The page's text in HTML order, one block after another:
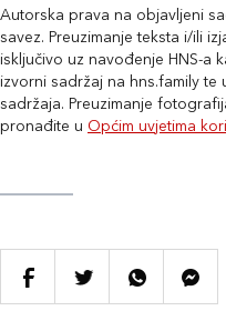
Autorska prava na objavljeni
savez. Preuzimanje teksta i/ili
isključivo uz navođenje HNS-a
izvorni sadržaj na hns.family
sadržaja. Preuzimanje
pronađite u Općim uvjetima